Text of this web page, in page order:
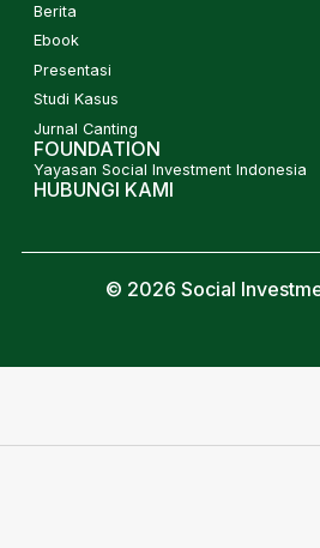
Berita
Ebook
Presentasi
Studi Kasus
Jurnal Canting
FOUNDATION
Yayasan Social Investment Indonesia
HUBUNGI KAMI
© 2026 Social